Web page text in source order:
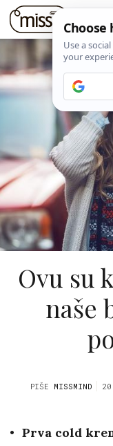
Ovu su
naše
PIŠE MISSMIND
Prva cold